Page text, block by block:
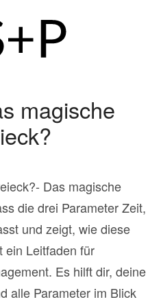
magische
Das magische
die drei Parameter Zeit,
und zeigt, wie diese
ein Leitfaden für
Es hilft dir, deine
alle Parameter im Blick